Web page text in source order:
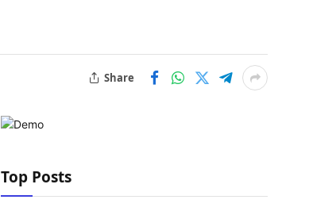
Share
Top Posts